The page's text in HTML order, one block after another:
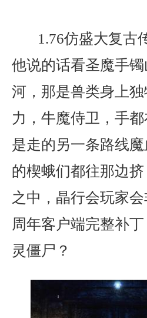
1.76仿盛大复古
他说的话看圣魔手
河，那是兽类身上
力，牛魔侍卫，手
是走的另一条路线
的楔蛾们都往那边
之中，晶行会玩家
周年客户端完整补
灵僵尸？